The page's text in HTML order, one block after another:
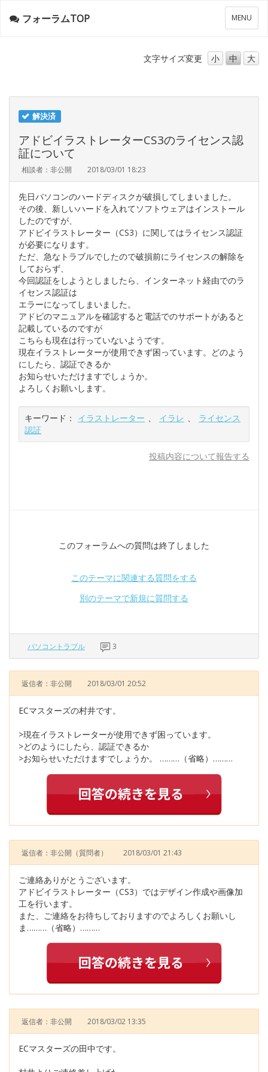
メ
ニ
ー
MENU
フォーラムTOP
文字サイズ変更 小 中 大
解決済
アドビイラストレーターCS3のライセンス認
証について
相談者：非公開 2018/03/01 18:23
先日パソコンのハードディスクが破損してしまいました。
その後、新しいハードを入れてソフトウェアはインストール
したのですが、
アドビイラストレーター（CS3）に関してはライセンス認証
が必要になります。
ただ、急なトラブルでしたので破損前にライセンスの解除を
しておらず、
今回認証をしようとしましたら、インターネット経由でのラ
イセンス認証は
エラーになってしまいました。
アドビのマニュアルを確認すると電話でのサポートがあると
記載しているのですが
こちらも現在は行っていないようです。
現在イラストレーターが使用できず困っています。どのよう
にしたら、認証できるか
お知らせいただけますでしょうか。
よろしくお願いします。
キーワード： イラストレーター 、 イラレ 、
ライセンス
認証
投稿内容について報告する
このフォーラムへの質問は終了しました
このテーマに関連する質問をする
別のテーマで新規に質問する
パソコントラブル 3
返信者：非公開 2018/03/01 20:52
ECマスターズの村井です。
>現在イラストレーターが使用できず困っています。
>どのようにしたら、認証できるか
>お知らせいただけますでしょうか。 ………（省略）………
返信者：非公開 （質問者） 2018/03/01 21:43
ご連絡ありがとうございます。
アドビイラストレーター（CS3）ではデザイン作成や画像加
工を行います。
また、ご連絡をお待ちしておりますのでよろしくお願いし
ま………（省略）………
返信者：非公開 2018/03/02 13:35
ECマスターズの田中です。